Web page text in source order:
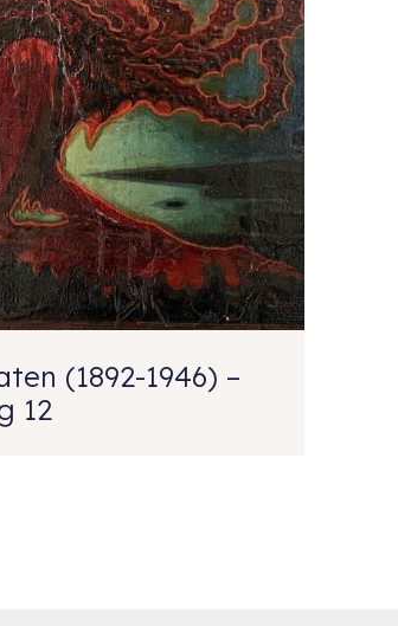
(1892-1946) –
12